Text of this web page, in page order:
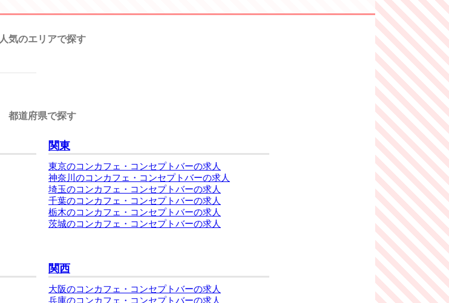
人気のエリアで探す
都道府県で探す
関東
東京のコンカフェ・コンセプトバーの求人
神奈川のコンカフェ・コンセプトバーの求人
埼玉のコンカフェ・コンセプトバーの求人
千葉のコンカフェ・コンセプトバーの求人
栃木のコンカフェ・コンセプトバーの求人
茨城のコンカフェ・コンセプトバーの求人
関西
大阪のコンカフェ・コンセプトバーの求人
兵庫のコンカフェ・コンセプトバーの求人